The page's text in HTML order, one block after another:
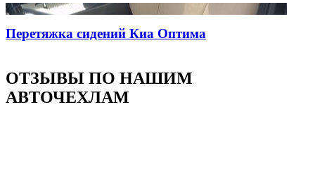
Перетяжка сидений Киа Оптима
ОТЗЫВЫ ПО НАШИМ
АВТОЧЕХЛАМ